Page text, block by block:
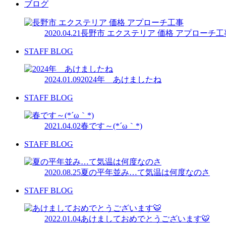
ブログ
2020.04.21長野市 エクステリア 価格 アプローチ工
STAFF BLOG
2024.01.092024年 あけましたね
STAFF BLOG
2021.04.02春です～(*´ω｀*)
STAFF BLOG
2020.08.25夏の平年並み…て気温は何度なのさ
STAFF BLOG
2022.01.04あけましておめでとうございます🐯